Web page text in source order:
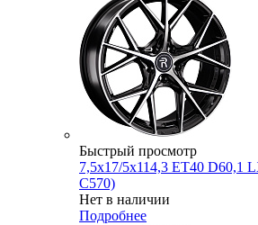
Быстрый просмотр
7,5x17/5x114,3 ET40 D60,1
C570)
Нет в наличии
Подробнее